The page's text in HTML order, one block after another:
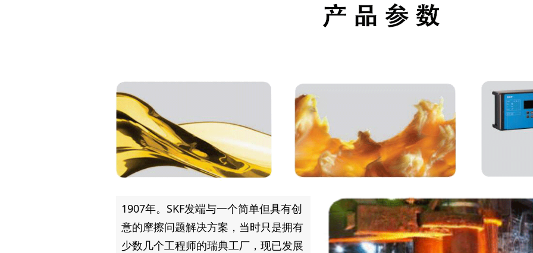
1907年。SKF发端与一个简单但具有创
意的摩擦问题解决方案，当时只是拥有
少数几个工程师的瑞典工厂，现已发展